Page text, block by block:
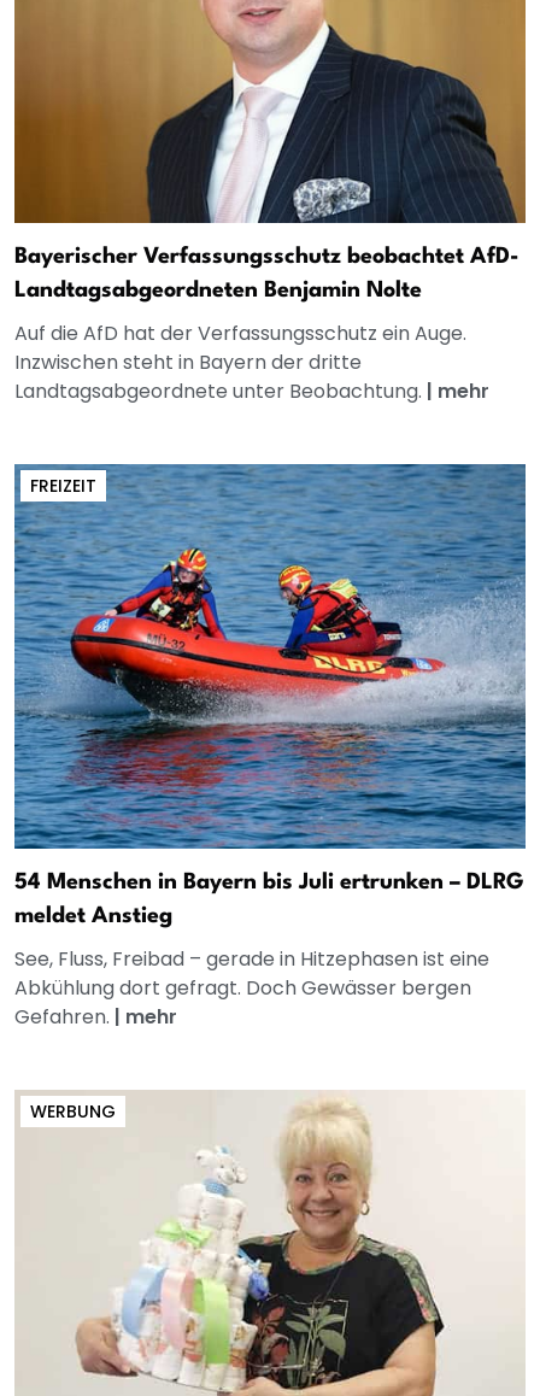
Bayerischer Verfassungsschutz beobachtet AfD-
Landtagsabgeordneten Benjamin Nolte
Auf die AfD hat der Verfassungsschutz ein Auge.
Inzwischen steht in Bayern der dritte
Landtagsabgeordnete unter Beobachtung. | mehr
FREIZEIT
54 Menschen in Bayern bis Juli ertrunken – DLRG
meldet Anstieg
See, Fluss, Freibad – gerade in Hitzephasen ist eine
Abkühlung dort gefragt. Doch Gewässer bergen
Gefahren. | mehr
WERBUNG